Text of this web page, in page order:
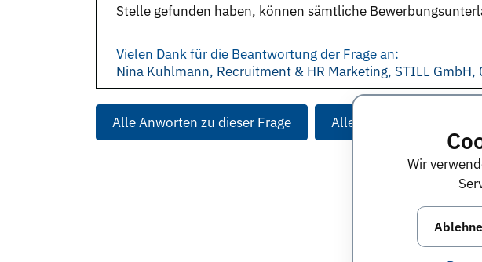
Wir
Stelle gefunden haben, können sämtliche
Vielen Dank für die Beantwortung der Frage an:
Nina Kuhlmann, Recruitment & HR Marketing, STILL
Alle Anworten zu dieser Frage Alle Anworten von